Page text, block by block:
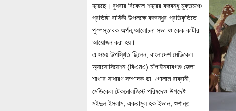
হয়েছে। বুধবার বিকেলে শহরের বঙ্গবন্ধু মুক্তমঞ্চে
প্রতিষ্ঠা বার্ষিকী উপলক্ষে বঙ্গবন্ধুর প্রতিকৃতিতে
পুস্পস্তাবক অর্পন,আলোচনা সভা ও কেক কাটার
আয়োজন করা হয়।
এ সময় উপস্থিত ছিলেন, বাংলাদেশ মেডিকেল
অ্যাসোসিয়েশন (বিএমএ) চাঁপাইনবাবগঞ্জ জেলা
শাখার সাধারণ সম্পাদক ডা. গোলাম রাব্বানী,
মেডিকেল টেকনোলজিস্ট পরিষদেও উপদেষ্টা
মইদুল ইসলাম, একরামুল হক ইভান, শুশান্ত